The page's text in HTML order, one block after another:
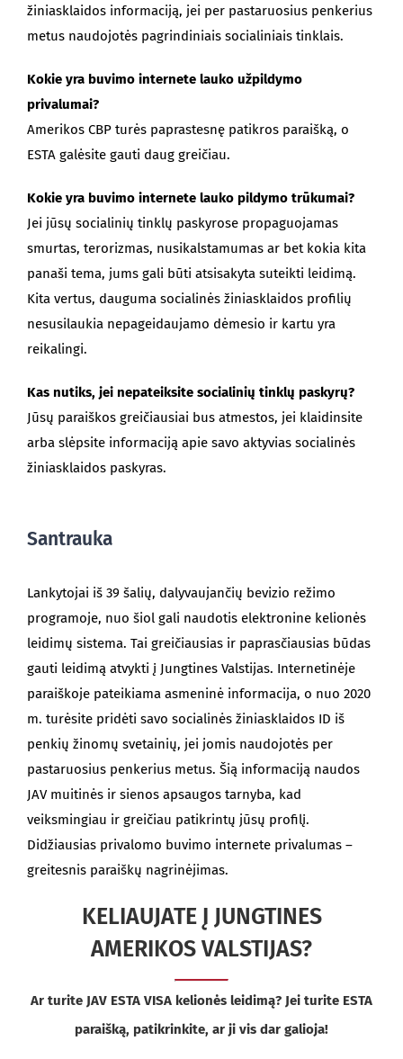
žiniasklaidos informaciją, jei per pastaruosius penkerius
metus naudojotės pagrindiniais socialiniais tinklais.
Kokie yra buvimo internete lauko užpildymo
privalumai?
Amerikos CBP turės paprastesnę patikros paraišką, o
ESTA galėsite gauti daug greičiau.
Kokie yra buvimo internete lauko pildymo trūkumai?
Jei jūsų socialinių tinklų paskyrose propaguojamas
smurtas, terorizmas, nusikalstamumas ar bet kokia kita
panaši tema, jums gali būti atsisakyta suteikti leidimą.
Kita vertus, dauguma socialinės žiniasklaidos profilių
nesusilaukia nepageidaujamo dėmesio ir kartu yra
reikalingi.
Kas nutiks, jei nepateiksite socialinių tinklų paskyrų?
Jūsų paraiškos greičiausiai bus atmestos, jei klaidinsite
arba slėpsite informaciją apie savo aktyvias socialinės
žiniasklaidos paskyras.
Santrauka
Lankytojai iš 39 šalių, dalyvaujančių bevizio režimo
programoje, nuo šiol gali naudotis elektronine kelionės
leidimų sistema. Tai greičiausias ir paprasčiausias būdas
gauti leidimą atvykti į Jungtines Valstijas. Internetinėje
paraiškoje pateikiama asmeninė informacija, o nuo 2020
m. turėsite pridėti savo socialinės žiniasklaidos ID iš
penkių žinomų svetainių, jei jomis naudojotės per
pastaruosius penkerius metus. Šią informaciją naudos
JAV muitinės ir sienos apsaugos tarnyba, kad
veiksmingiau ir greičiau patikrintų jūsų profilį.
Didžiausias privalomo buvimo internete privalumas –
greitesnis paraiškų nagrinėjimas.
KELIAUJATE Į JUNGTINES
AMERIKOS VALSTIJAS?
Ar turite JAV ESTA VISA kelionės leidimą? Jei turite ESTA
paraišką, patikrinkite, ar ji vis dar galioja!